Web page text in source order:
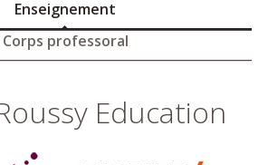
Enseignement
Corps professoral
Education